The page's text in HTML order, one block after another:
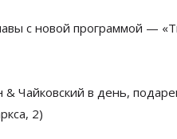
с новой программой —
Чайковский в день,
2)